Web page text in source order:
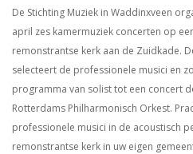
De Stichting Muziek in Waddinxveen
april zes kamermuziek concerten op
remonstrantse kerk aan de Zuidkade.
selecteert de professionele musici en
programma van solist tot een concert
Rotterdams Philharmonisch Orkest.
professionele musici in de acoustisch
remonstrantse kerk in uw eigen